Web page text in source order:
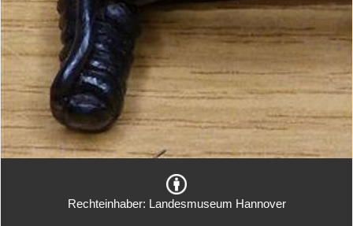
Rechteinhaber: Landesmuseum Hannover